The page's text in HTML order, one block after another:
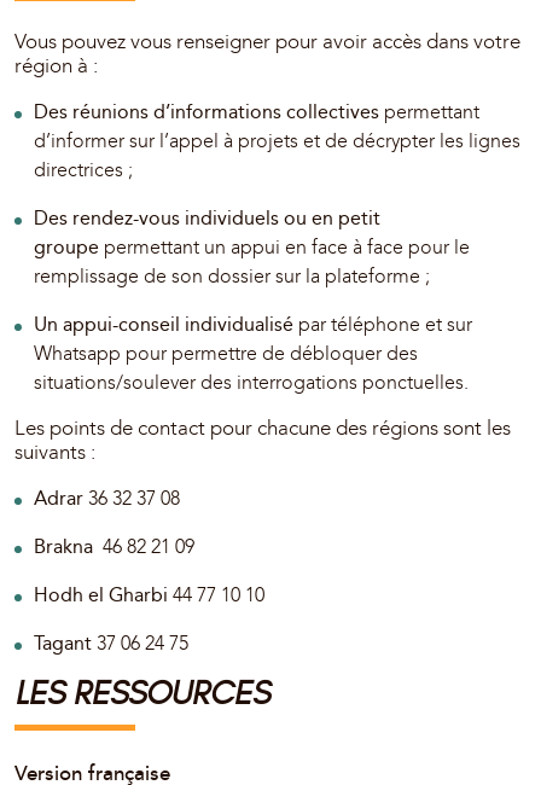
Vous pouvez vous renseigner pour avoir accès dans votre
région à :
Des réunions d’informations collectives permettant
d’informer sur l’appel à projets et de décrypter les lignes
directrices ;
Des rendez-vous individuels ou en petit
groupe permettant un appui en face à face pour le
remplissage de son dossier sur la plateforme ;
Un appui-conseil individualisé par téléphone et sur
Whatsapp pour permettre de débloquer des
situations/soulever des interrogations ponctuelles.
Les points de contact pour chacune des régions sont les
suivants :
Adrar 36 32 37 08
Brakna 46 82 21 09
Hodh el Gharbi 44 77 10 10
Tagant 37 06 24 75
LES RESSOURCES
Version française